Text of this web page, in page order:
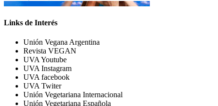
Links de Interés
Unión Vegana Argentina
Revista VEGAN
UVA Youtube
UVA Instagram
UVA facebook
UVA Twiter
Unión Vegetariana Internacional
Unión Vegetariana Española